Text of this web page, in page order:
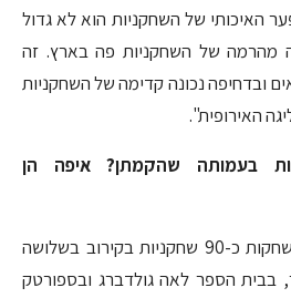
האיכותי של השחקניות הוא לא גדול
מהרמה של השחקניות פה בארץ. זה
ובדחיפה נכונה קדימה של השחקניות
האירופית".
בעמותה שהקמתן? איפה הן
: "היום מתאמנות ומשחקות כ-90 שחקניות בקירוב בשלושה
בבית הספר לאה גולדברג ובספורטק